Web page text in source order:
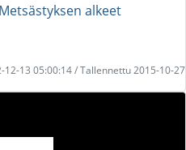
alkeet
12-13 05:00:14 / Tallennettu 2015-10-27